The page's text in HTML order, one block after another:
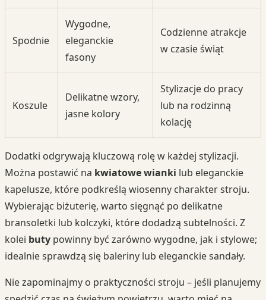
Spodnie
Wygodne,
eleganckie
fasony
Codzienne atrakcje
w czasie świąt
Koszule
Delikatne wzory,
jasne kolory
Stylizacje do pracy
lub na rodzinną
kolację
Dodatki odgrywają kluczową rolę w każdej stylizacji.
Można postawić na kwiatowe wianki lub eleganckie
kapelusze, które podkreślą wiosenny charakter stroju.
Wybierając biżuterię, warto sięgnąć po delikatne
bransoletki lub kolczyki, które dodadzą subtelności. Z
kolei buty powinny być zarówno wygodne, jak i stylowe;
idealnie sprawdzą się baleriny lub eleganckie sandały.
Nie zapominajmy o praktyczności stroju – jeśli planujemy